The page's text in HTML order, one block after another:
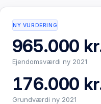
NY VURDERING
965.000
Ejendomsværdi ny 2021
176.000
Grundværdi ny 2021